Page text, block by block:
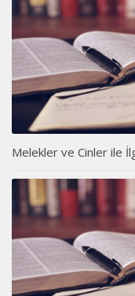
Melekler ve Cinler ile